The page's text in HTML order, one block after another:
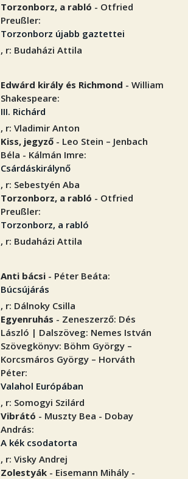
Torzonborz, a rabló - Otfried
Preußler:
Torzonborz újabb gaztettei
, r: Budaházi Attila
Edwárd király és Richmond - William
Shakespeare:
III. Richárd
, r: Vladimir Anton
Kiss, jegyző - Leo Stein – Jenbach
Béla - Kálmán Imre:
Csárdáskirálynő
, r: Sebestyén Aba
Torzonborz, a rabló - Otfried
Preußler:
Torzonborz, a rabló
, r: Budaházi Attila
Anti bácsi - Péter Beáta:
Búcsújárás
, r: Dálnoky Csilla
Egyenruhás - Zeneszerző: Dés
László | Dalszöveg: Nemes István
Szövegkönyv: Böhm György –
Korcsmáros György – Horváth
Péter:
Valahol Európában
, r: Somogyi Szilárd
Vibrátó - Muszty Bea - Dobay
András:
A kék csodatorta
, r: Visky Andrej
Zolestyák - Eisemann Mihály -